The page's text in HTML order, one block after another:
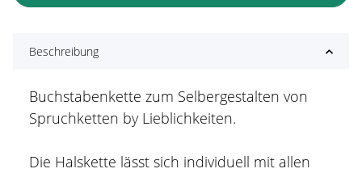
Beschreibung
Buchstabenkette zum Selbergestalten von
Spruchketten by Lieblichkeiten.
Die Halskette lässt sich individuell mit allen